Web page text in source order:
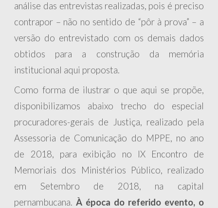
análise das entrevistas realizadas, pois é preciso
contrapor – não no sentido de “pôr à prova” – a
versão do entrevistado com os demais dados
obtidos para a construção da memória
institucional aqui proposta.
Como forma de ilustrar o que aqui se propõe,
disponibilizamos abaixo trecho do especial
procuradores-gerais de Justiça, realizado pela
Assessoria de Comunicação do MPPE, no ano
de 2018, para exibição no IX Encontro de
Memoriais dos Ministérios Público, realizado
em Setembro de 2018, na capital
pernambucana. À época do referido evento, o